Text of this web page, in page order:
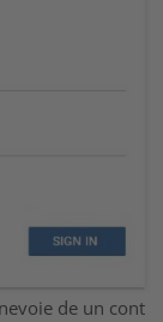
de un cont